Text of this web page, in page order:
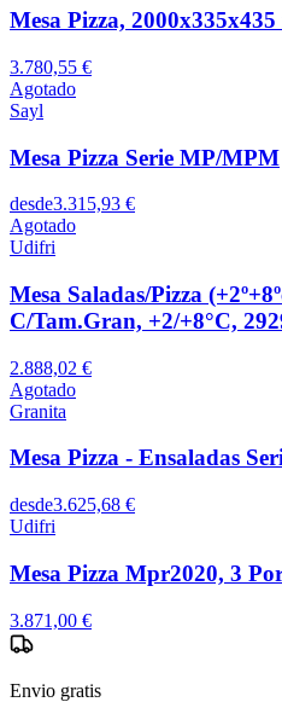
Mesa Pizza,
3.780,55 €
Agotado
Sayl
Mesa Pizza Serie MP/MPM
desde3.315,93 €
Agotado
Udifri
Mesa Saladas/Pizza
C/Tam.Gran, +2/+8°C,
2.888,02 €
Agotado
Granita
Mesa Pizza - Ensaladas
desde3.625,68 €
Udifri
Mesa Pizza Mpr2020, 3
3.871,00 €
Envio gratis